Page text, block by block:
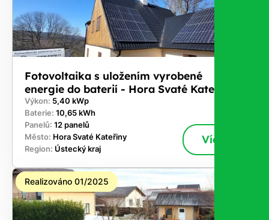
Fotovoltaika s uložením vyrobené
energie do baterií - Hora Svaté Kateřiny
Výkon: 5,40 kWp
Baterie: 10,65 kWh
Panelů: 12 panelů
Město: Hora Svaté Kateřiny
Region: Ústecký kraj
Více
Realizováno 01/2025